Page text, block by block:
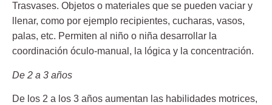
Trasvases. Objetos o materiales que se pueden vaciar y
llenar, como por ejemplo recipientes, cucharas, vasos,
palas, etc. Permiten al niño o niña desarrollar la
coordinación óculo-manual, la lógica y la concentración.
De 2 a 3 años
De los 2 a los 3 años aumentan las habilidades motrices,